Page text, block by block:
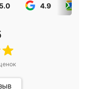
5.0 4.9